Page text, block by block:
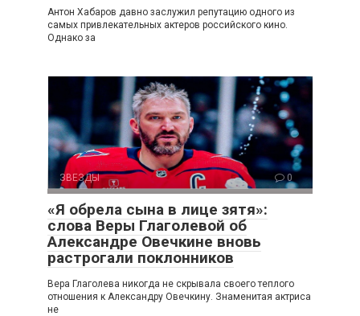
Антон Хабаров давно заслужил репутацию одного из
самых привлекательных актеров российского кино.
Однако за
ЗВЕЗДЫ 0
«Я обрела сына в лице зятя»:
слова Веры Глаголевой об
Александре Овечкине вновь
растрогали поклонников
Вера Глаголева никогда не скрывала своего теплого
отношения к Александру Овечкину. Знаменитая актриса
не